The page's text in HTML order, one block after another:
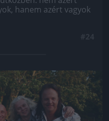
hanem azért vagyok
kép!